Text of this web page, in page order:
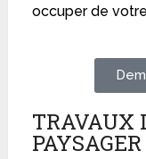
occuper de
TRAVAUX